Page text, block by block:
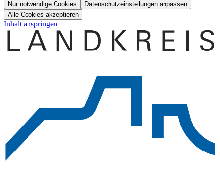
Nur notwendige Cookies
Datenschutzeinstellungen anpassen
Alle Cookies akzeptieren
Inhalt anspringen